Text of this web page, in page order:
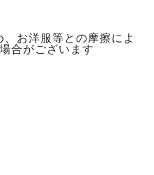
お洋服等との摩擦によ
合がございます